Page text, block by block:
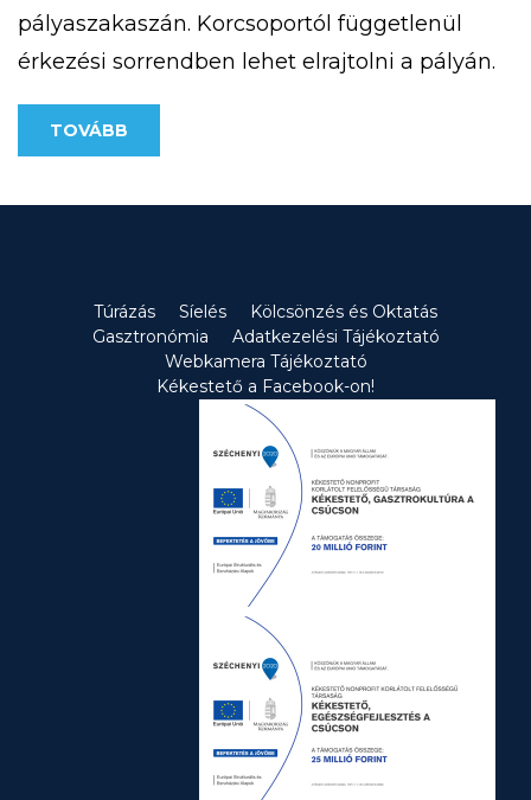
pályaszakaszán. Korcsoportól függetlenül
érkezési sorrendben lehet elrajtolni a pályán.
A rendezvény 12:00 óráig tart.
Eredményhirdetés 13:00 órakor a HE-DO
1 személy tartózkodhat. A versenyre
TOVÁBB
Túrázás Síelés
Kölcsönzés és Oktatás
Gasztronómia
Adatkezelési Tájékoztató
Webkamera Tájékoztató
Kékestető a Facebook-on!